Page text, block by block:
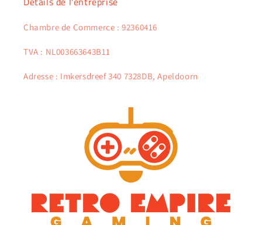
Chambre de Commerce : 92360416
TVA : NL003663643B11
Adresse : Imkersdreef 340 7328DB, Apeldoorn